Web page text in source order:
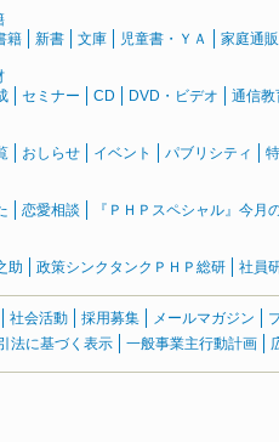
籍 新書 文庫 児童書・ＹＡ 家庭通販
セミナー CD DVD・ビデオ 通信教
おしらせ イベント パブリシティ
恋愛相談 『ＰＨＰスペシャル』今月
助
政策シンクタンクＰＨＰ総研 社員
社会活動 採用募集 メールマガジン
法に基づく表示
一般事業主行動計画